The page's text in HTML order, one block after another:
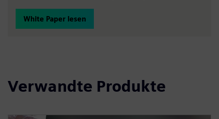
White Paper lesen
Verwandte Produkte